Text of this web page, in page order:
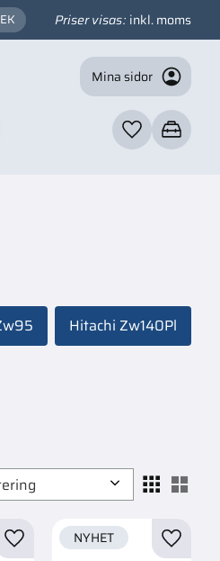
Priser visas inkl. moms
Mina sidor
Favoriter
Kundvagn
Hitachi Zw140Pl
Lägg till i favoriter
NYHET Lägg